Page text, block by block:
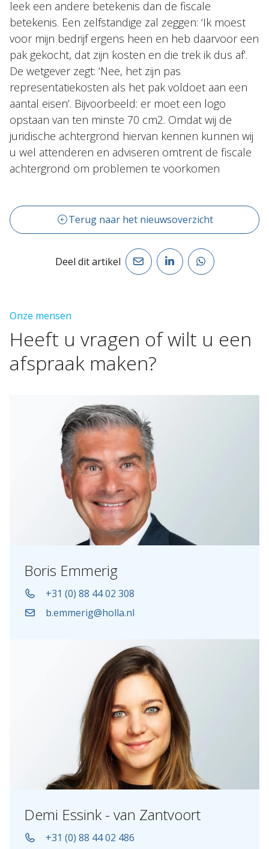
leek een andere betekenis dan de fiscale
betekenis. Een zelfstandige zal zeggen: ‘Ik moest
voor mijn bedrijf ergens heen en heb daarvoor een
pak gekocht, dat zijn kosten en die trek ik dus af’.
De wetgever zegt: ‘Nee, het zijn pas
representatiekosten als het pak voldoet aan een
aantal eisen’. Bijvoorbeeld: er moet een logo
opstaan van ten minste 70 cm2. Omdat wij de
juridische achtergrond hiervan kennen kunnen wij
u wel attenderen en adviseren omtrent de fiscale
achtergrond om problemen te voorkomen
Terug naar het nieuwsoverzicht
Deel dit artikel
Onze mensen
Heeft u vragen ofwilt u een
afspraak maken?
Boris Emmerig
+31 (0) 88 44 02 308
b.emmerig@holla.nl
Demi Essink - van Zantvoort
+31 (0) 88 44 02 486